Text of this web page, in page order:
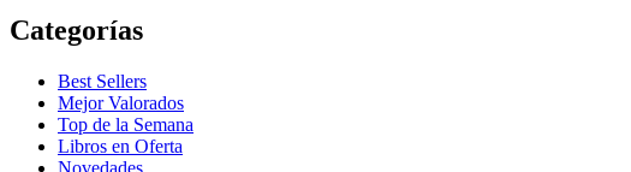
Categorías
Best Sellers
Mejor Valorados
Top de la Semana
Libros en Oferta
Novedades